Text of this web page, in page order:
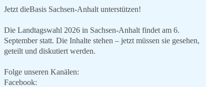
Jetzt dieBasis Sachsen-Anhalt unterstützen!
Die Landtagswahl 2026 in Sachsen-Anhalt findet am 6.
September statt. Die Inhalte stehen – jetzt müssen sie gesehen,
geteilt und diskutiert werden.
Folge unseren Kanälen:
Facebook: